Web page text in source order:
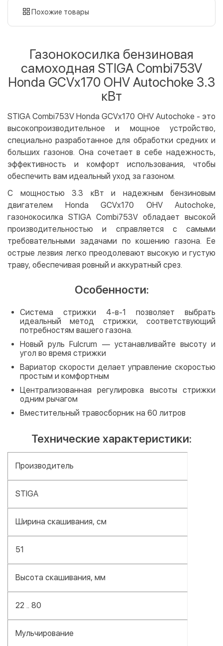
картой
LiqPay
Apple Pay
Google Pay
Оплата на карту юр.лица
Оплата на счет юр.лица
Кредит
Мгновенная рассрочка (Приватбанк)
Оплата частями (Приватбанк)
Покупка частями (Монобанк)
Похожие товары
Газонокосилка бензиновая
самоходная STIGA Combi753V
Honda GCVx170 OHV Autochoke 3.3
кВт
STIGA Combi753V Honda GCVx170 OHV Autochoke - это
высокопроизводительное и мощное устройство,
специально разработанное для обработки средних и
больших газонов. Она сочетает в себе надежность,
эффективность и комфорт использования, чтобы
обеспечить вам идеальный уход за газоном.
С мощностью 3.3 кВт и надежным бензиновым
двигателем Honda GCVx170 OHV Autochoke,
газонокосилка STIGA Combi753V обладает высокой
производительностью и справляется с самыми
требовательными задачами по кошению газона. Ее
острые лезвия легко преодолевают высокую и густую
траву, обеспечивая ровный и аккуратный срез.
Особенности:
Система стрижки 4-в-1 позволяет выбрать
идеальный метод стрижки, соответствующий
потребностям вашего газона.
Новый руль Fulcrum — устанавливайте высоту и
угол во время стрижки
Вариатор скорости делает управление скоростью
простым и комфортным
Централизованная регулировка высоты стрижки
одним рычагом
Вместительный травосборник на 60 литров
Технические характеристики:
Производитель
STIGA
Ширина скашивания, см
51
Высота скашивания, мм
22 .. 80
Мульчирование